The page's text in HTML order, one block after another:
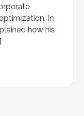
In
how his